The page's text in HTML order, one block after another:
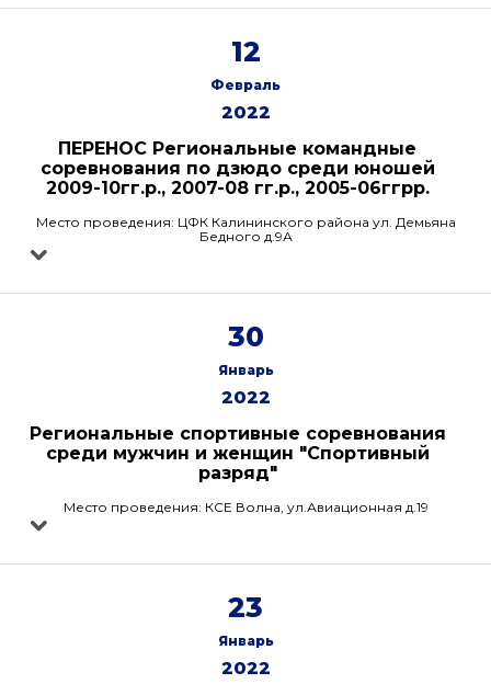
12
Февраль
2022
ПЕРЕНОС Региональные командные
соревнования по дзюдо среди юношей
2009-10гг.р., 2007-08 гг.р., 2005-06ггрр.
Место проведения: ЦФК Калининского района ул. Демьяна
Бедного д.9А
30
Январь
2022
Региональные спортивные соревнования
среди мужчин и женщин "Спортивный
разряд"
Место проведения: КСЕ Волна, ул.Авиационная д.19
23
Январь
2022